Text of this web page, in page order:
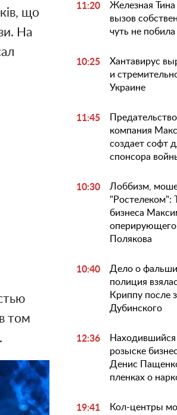
що
На
том
11:20
Железная
вызов
чуть не
10:25
Хантавирус
и
Украине
11:45
компания
создает софт
спонсора
10:30
Лоббизм,
"Ростелеком":
бизнеса
Полякова
10:40
Дело о
полиция
Криппу после
Дубинского
12:36
розыске
Денис
пленках о
19:41
Кол-центры